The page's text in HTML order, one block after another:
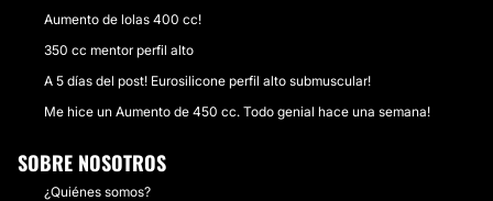
Aumento de lolas 400 cc!
350 cc mentor perfil alto
A 5 días del post! Eurosilicone perfil alto submuscular!
Me hice un Aumento de 450 cc. Todo genial hace una semana!
SOBRE NOSOTROS
¿Quiénes somos?